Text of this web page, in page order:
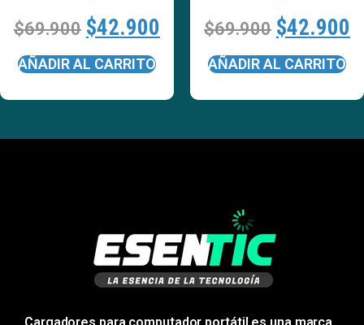
$69.900 $42.900
AÑADIR AL CARRITO
$69.900 $42.900
AÑADIR AL CARRITO